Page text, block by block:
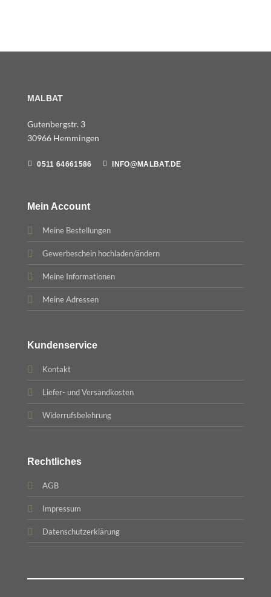
MALBAT
Gutenbergstr. 3
30966 Hemmingen
0511 64661586 INFO@MALBAT.DE
Mein Account
Meine Bestellungen
Gewerbeschein hochladen/ändern
Meine Informationen
Meine Adressen
Kundenservice
Kontakt
Liefer- und Versandkosten
Widerrufsbelehrung
Rechtliches
AGB
Impressum
Datenschutzerklärung